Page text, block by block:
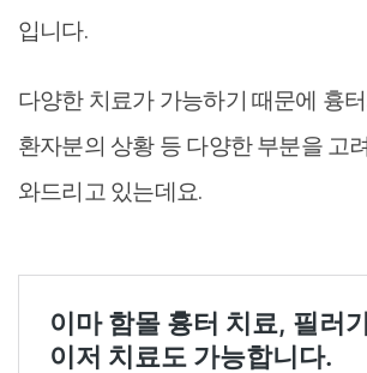
입니다.
다양한 치료가 가능하기 때문에 흉
환자분의 상황 등 다양한 부분을 고
와드리고 있는데요.